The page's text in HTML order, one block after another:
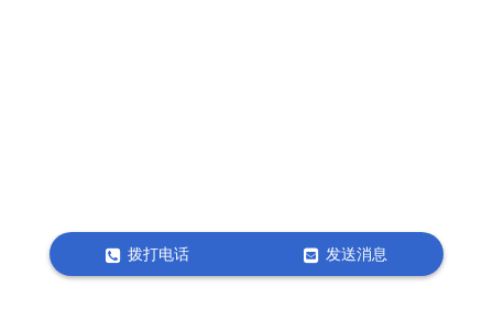
拨打电话 发送消息